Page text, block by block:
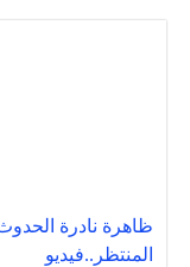
ظاهرة نادرة
المنتظر..فيديو